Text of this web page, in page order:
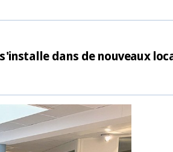
dans de nouveaux